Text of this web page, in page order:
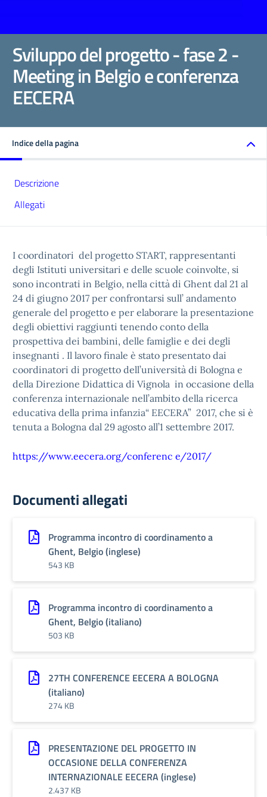
Sviluppo del progetto - fase 2 -
Meeting in Belgio e conferenza
EECERA
Indice della pagina
Descrizione
Allegati
I coordinatori del progetto START, rappresentanti
degli Istituti universitari e delle scuole coinvolte, si
sono incontrati in Belgio, nella città di Ghent dal 21 al
24 di giugno 2017 per confrontarsi sull’ andamento
generale del progetto e per elaborare la presentazione
degli obiettivi raggiunti tenendo conto della
prospettiva dei bambini, delle famiglie e dei degli
insegnanti . Il lavoro finale è stato presentato dai
coordinatori di progetto dell’università di Bologna e
della Direzione Didattica di Vignola in occasione della
conferenza internazionale nell’ambito della ricerca
educativa della prima infanzia“ EECERA” 2017, che si è
tenuta a Bologna dal 29 agosto all’1 settembre 2017.
https://www.eecera.org/conferenc e/2017/
Documenti allegati
Programma incontro di coordinamento a
Ghent, Belgio (inglese)
543 KB
Programma incontro di coordinamento a
Ghent, Belgio (italiano)
503 KB
27TH CONFERENCE EECERA A BOLOGNA
(italiano)
274 KB
PRESENTAZIONE DEL PROGETTO IN
OCCASIONE DELLA CONFERENZA
INTERNAZIONALE EECERA (inglese)
2.437 KB